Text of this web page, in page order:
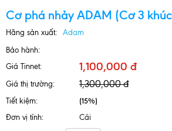
Cơ phá nhảy ADAM (Cơ 3
Hãng sản xuất:
Adam
Bảo hành:
Giá Tinnet:
1,100,000 đ
Giá thị trường: 1,300,000 đ
Tiết kiệm:
(15%)
Đơn vị tính:
Cái